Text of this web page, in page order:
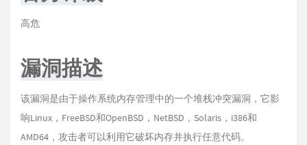
高危
漏洞描述
该漏洞是由于操作系统内存管理中的一个堆栈冲突漏洞，它影
响Linux，FreeBSD和OpenBSD，NetBSD，Solaris，i386和
AMD64，攻击者可以利用它破坏内存并执行任意代码。